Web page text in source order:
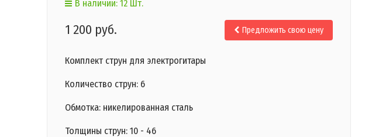
В наличии: 12 Шт.
1 200 руб. Предложить свою цену
Комплект струн для электрогитары
Количество струн: 6
Обмотка: никелированная сталь
Толщины струн: 10 - 46